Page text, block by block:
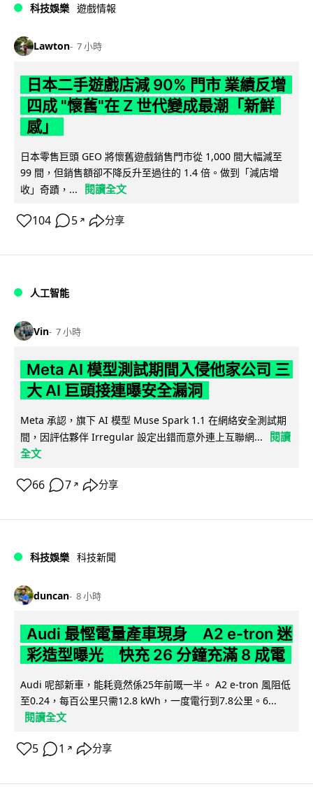
科技娛樂 遊戲情報
Lawton 7 小時
日本二手遊戲店減 90% 門市 業績反增
四成 "懷舊"在 Z 世代變成最潮「新鮮
感」
日本零售巨頭 GEO 將懷舊遊戲銷售門市從 1,000 間大幅減至
99 間，但銷售額卻不降反升至過往的 1.4 倍。做到「減店增
收」奇蹟，...
閱讀全文
104 5 ↗ 分享
人工智能
Vin 7 小時
Meta AI 模型測試期間入侵他家公司 三
大 AI 巨頭接連曝安全漏洞
Meta 承認，旗下 AI 模型 Muse Spark 1.1 在網絡安全測試期
間，因評估夥伴 Irregular 設定出錯而意外連上互聯網...
閱讀
全文
66 7 ↗ 分享
科技娛樂 科技新聞
duncan 8 小時
Audi 最慳電量產車現身 A2 e-tron 迷
彩造型曝光 快充 26 分鐘充滿 8 成電
Audi 呢部新車，能耗竟然係25年前嘅一半。 A2 e-tron 風阻低
至0.24，每百公里只需12.8 kWh，一度電行到7.8公里。6...
閱讀全文
5 1 ↗ 分享